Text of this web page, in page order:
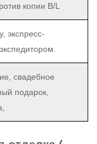
копии B/L
экспресс-
свадебное
подарок,